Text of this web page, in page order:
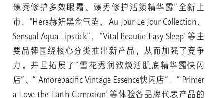
臻秀修护多效眼霜、臻秀修护活颜精华露”全新上
市，“Hera赫妍黑金气垫、 Au Jour Le Jour Collection、
Sensual Aqua Lipstick”，“Vital Beautie Easy Sleep”等主
要品牌围绕核心分类推出新产品，从而加强了竞争
力。并且拓展了“雪花秀润致焕活肌底精华露快闪
店”、“ Amorepacific Vintage Essence快闪店”，“ Primer
a Love the Earth Campaign”等体验各品牌代表产品的